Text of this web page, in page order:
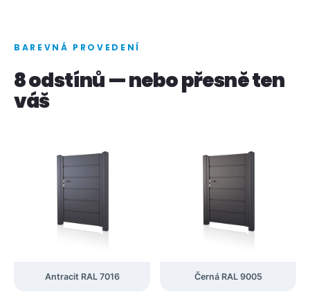
BAREVNÁ PROVEDENÍ
8 odstínů — nebo přesně ten
váš
Antracit RAL 7016 Černá RAL 9005